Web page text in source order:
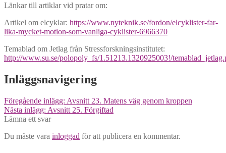
Länkar till artiklar vid pratar om:
Artikel om elcyklar: https://www.nyteknik.se/fordon/elcyklister-far-
lika-mycket-motion-som-vanliga-cyklister-6966370
Temablad om Jetlag från Stressforskningsinstitutet:
http://www.su.se/polopoly_fs/1.51213.1320925003!/
Inläggsnavigering
Föregående inlägg: Avsnitt 23. Matens väg genom kroppen
Nästa inlägg: Avsnitt 25. Förgiftad
Lämna ett svar
Du måste vara inloggad för att publicera en kommentar.